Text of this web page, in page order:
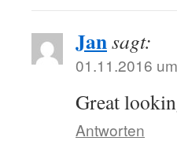
Jansagt:
01.11.2016
Great
Antworten